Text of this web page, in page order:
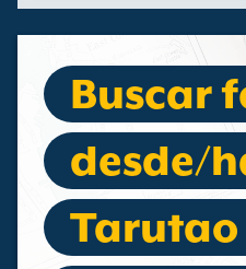
Buscar
desde/
Tarutao